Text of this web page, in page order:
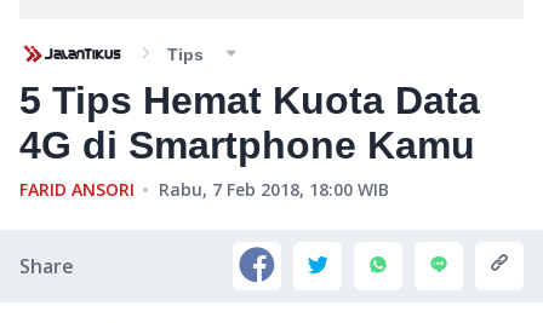
Tips
5 Tips Hemat Kuota Data
4G di Smartphone Kamu
FARID ANSORI Rabu, 7 Feb 2018, 18:00 WIB
Share